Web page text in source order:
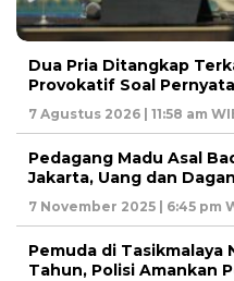
Dua Pria Ditangkap
Provokatif Soal
7 Agustus 2026 | 11:58 am
Pedagang Madu Asal
Jakarta, Uang dan
7 November 2025 | 6:45 pm
Pemuda di Tasikmalaya
Tahun, Polisi Amankan